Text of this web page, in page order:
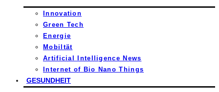
Innovation
Green Tech
Energie
Mobiltät
Artificial Intelligence News
Internet of Bio Nano Things
GESUNDHEIT